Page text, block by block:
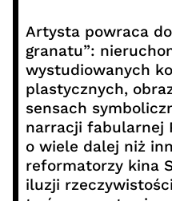
Artysta powraca
granatu”:
wystudiowanych
plastycznych,
sensach
narracji fabularnej
o wiele dalej niż
reformatorzy kina
iluzji